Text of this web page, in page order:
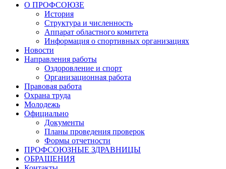
О ПРОФСОЮЗЕ
История
Структура и численность
Аппарат областного комитета
Информация о спортивных организациях
Новости
Направления работы
Оздоровление и спорт
Организационная работа
Правовая работа
Охрана труда
Молодежь
Официально
Документы
Планы проведения проверок
Формы отчетности
ПРОФСОЮЗНЫЕ ЗДРАВНИЦЫ
ОБРАЩЕНИЯ